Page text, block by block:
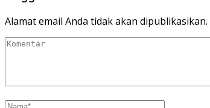
Alamat email Anda tidak akan dipublikasikan.